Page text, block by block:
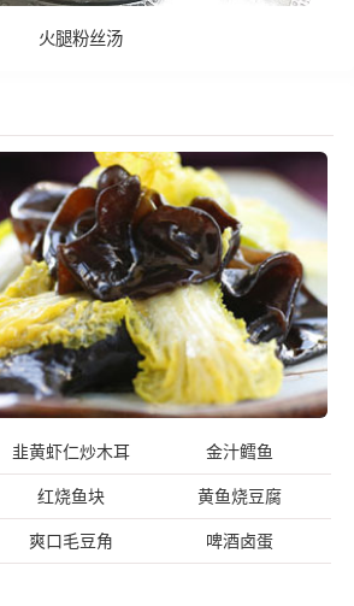
火腿粉丝汤
韭黄虾仁炒木耳 金汁鳕鱼
红烧鱼块 黄鱼烧豆腐
爽口毛豆角 啤酒卤蛋